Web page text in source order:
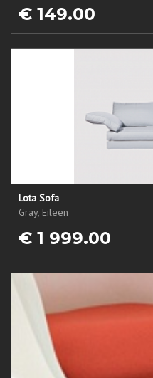
€ 149.00
Lota Sofa
Gray, Eileen
€ 1 999.00